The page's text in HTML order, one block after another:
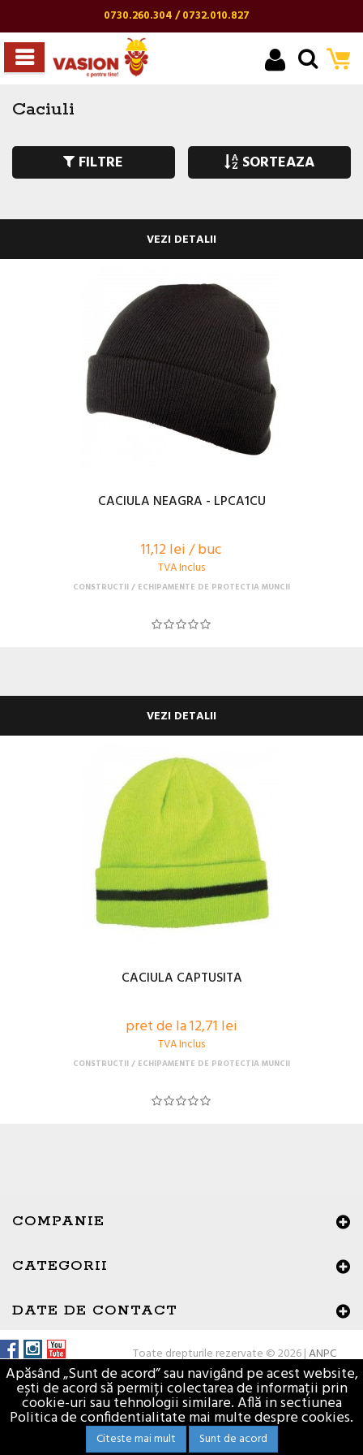
0730.260.304 / 0732.010.827
Caciuli
FILTRE SORTEAZA
VEZI DETALII
CACIULA NEAGRA - LPCA1CU
11,12 lei / buc
TVA Inclus
CONSTRUCTII ECHIPAMENTE DE PROTECTIA MUNCII
VEZI DETALII
CACIULA CAPTUSITA
pret de la 12,71 lei
TVA Inclus
CONSTRUCTII ECHIPAMENTE DE PROTECTIA MUNCII
COMPANIE
CATEGORII
DATE DE CONTACT
Toate drepturile rezervate © 2026 |ANPC
Materiale de constructii - Vasion.ro
Apăsând „Sunt de acord” sau navigând pe acest website,
ești de acord să permiți colectarea de informații prin
cookie-uri sau tehnologii similare. Află in sectiunea
Politica de confidentialitate mai multe despre cookies.
Citeste mai mult Sunt de acord